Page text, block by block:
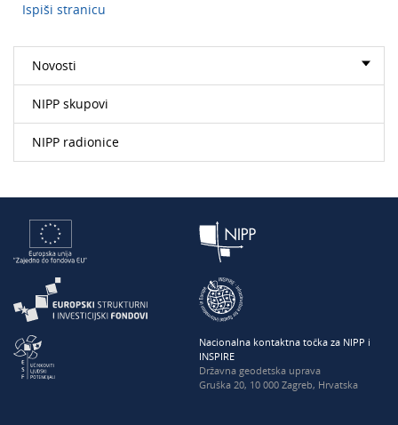
Ispiši stranicu
Novosti
NIPP skupovi
NIPP radionice
Nacionalna kontaktna točka za NIPP i
INSPIRE
Državna geodetska uprava
Gruška 20, 10 000 Zagreb, Hrvatska